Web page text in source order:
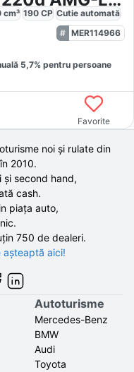
cm³ 190 CP Cutie automată
MER114966
5,7% pentru persoane
Favorite
noi și rulate din
2010.
și second hand,
cash.
piața auto,
750 de dealeri.
așteaptă aici!
Autoturisme
Mercedes-Benz
BMW
Audi
Toyota